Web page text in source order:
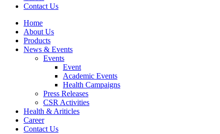
Contact Us
Home
About Us
Products
News & Events
Events
Event
Academic Events
Health Campaigns
Press Releases
CSR Activities
Health & Ariticles
Career
Contact Us